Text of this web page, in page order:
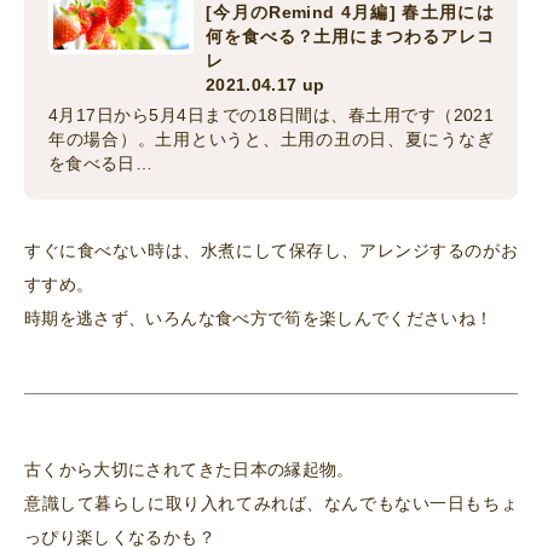
[今月のRemind 4月編] 春土用には
何を食べる？土用にまつわるアレコ
レ
2021.04.17 up
4月17日から5月4日までの18日間は、春土用です（2021
年の場合）。土用というと、土用の丑の日、夏にうなぎ
を食べる日…
すぐに食べない時は、水煮にして保存し、アレンジするのがお
すすめ。
時期を逃さず、いろんな食べ方で筍を楽しんでくださいね！
古くから大切にされてきた日本の縁起物。
意識して暮らしに取り入れてみれば、なんでもない一日もちょ
っぴり楽しくなるかも？